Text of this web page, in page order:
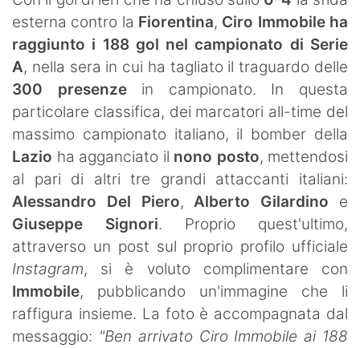
SHOP LAZIO
Contatti
esterna contro la Fiorentina, Ciro Immobile ha
raggiunto i 188 gol nel campionato di Serie
A, nella sera in cui ha tagliato il traguardo delle
300 presenzein campionato. In questa
particolare classifica, dei marcatori all-time del
massimo campionato italiano, il bomber della
Lazio ha agganciato il nono posto, mettendosi
al pari di altri tre grandi attaccanti italiani:
Alessandro Del Piero,Alberto Gilardino e
Giuseppe Signori. Proprio quest'ultimo,
attraverso un post sul proprio profilo ufficiale
Instagram, si è voluto complimentare con
Immobile, pubblicando un'immagine che li
raffigura insieme. La foto è accompagnata dal
messaggio: "Ben arrivato Ciro Immobile ai 188